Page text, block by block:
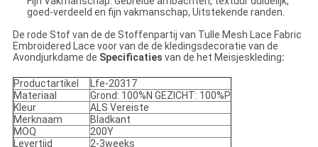
goed-verdeeld en fijn vakmanschap, Uitstekende randen.
De rode Stof van de de Stoffenpartij van Tulle Mesh Lace Fabric
Embroidered Lace voor van de de kledingsdecoratie van de
Avondjurkdame de Specificaties van de het Meisjeskleding:
Productartikel
Lfe-20317
Materiaal
Grond: 100%N GEZICHT: 100%P
Kleur
ALS Vereiste
Merknaam
Bladkant
MOQ
200Y
Levertijd
2-3weeks